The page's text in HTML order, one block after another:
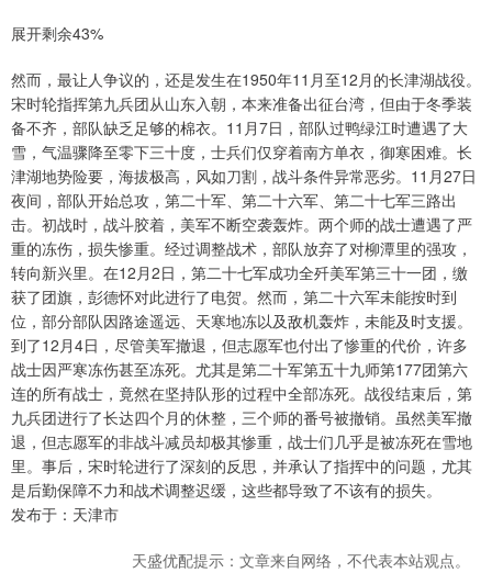
展开剩余43%
然而，最让人争议的，还是发生在1950年11月至12月的长津湖战役。
宋时轮指挥第九兵团从山东入朝，本来准备出征台湾，但由于冬季装
备不齐，部队缺乏足够的棉衣。11月7日，部队过鸭绿江时遭遇了大
雪，气温骤降至零下三十度，士兵们仅穿着南方单衣，御寒困难。长
津湖地势险要，海拔极高，风如刀割，战斗条件异常恶劣。11月27日
夜间，部队开始总攻，第二十军、第二十六军、第二十七军三路出
击。初战时，战斗胶着，美军不断空袭轰炸。两个师的战士遭遇了严
重的冻伤，损失惨重。经过调整战术，部队放弃了对柳潭里的强攻，
转向新兴里。在12月2日，第二十七军成功全歼美军第三十一团，缴
获了团旗，彭德怀对此进行了电贺。然而，第二十六军未能按时到
位，部分部队因路途遥远、天寒地冻以及敌机轰炸，未能及时支援。
到了12月4日，尽管美军撤退，但志愿军也付出了惨重的代价，许多
战士因严寒冻伤甚至冻死。尤其是第二十军第五十九师第177团第六
连的所有战士，竟然在坚持队形的过程中全部冻死。战役结束后，第
九兵团进行了长达四个月的休整，三个师的番号被撤销。虽然美军撤
退，但志愿军的非战斗减员却极其惨重，战士们几乎是被冻死在雪地
里。事后，宋时轮进行了深刻的反思，并承认了指挥中的问题，尤其
是后勤保障不力和战术调整迟缓，这些都导致了不该有的损失。
发布于：天津市
天盛优配提示：文章来自网络，不代表本站观点。